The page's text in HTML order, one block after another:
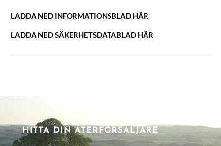
LADDA NED INFORMATIONSBLAD HÄR
LADDA NED SÄKERHETSDATABLAD HÄR
HITTA DIN ÅTERFÖRSÄLJARE